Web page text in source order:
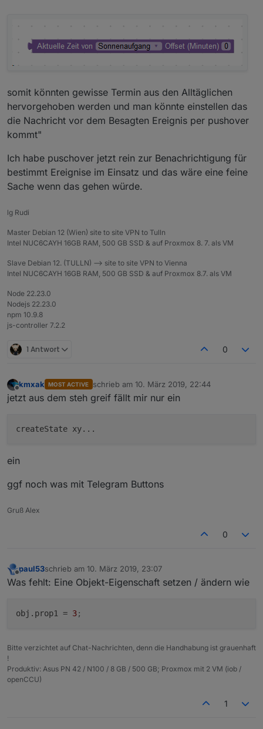
somit könnten gewisse Termin aus den Alltäglichen
hervorgehoben werden und man könnte einstellen das
die Nachricht vor dem Besagten Ereignis per pushover
kommt"
Ich habe puschover jetzt rein zur Benachrichtigung für
bestimmt Ereignise im Einsatz und das wäre eine feine
Sache wenn das gehen würde.
lg Rudi
Master Debian 12 (Wien) site to site VPN to Tulln
Intel NUC6CAYH 16GB RAM, 500 GB SSD & auf Proxmox 8. 7. als VM
Slave Debian 12. (TULLN) --> site to site VPN to Vienna
Intel NUC6CAYH 16GB RAM, 500 GB SSD & auf Proxmox 8.7. als VM
Node 22.23.0
Nodejs 22.23.0
npm 10.9.8
js-controller 7.2.2
1 Antwort 0
Offline
kmxak MOST ACTIVE schrieb am 10. März 2019, 22:44
zuletzt editiert von
jetzt aus dem steh greif fällt mir nur ein
ein
ggf noch was mit Telegram Buttons
Gruß Alex
0
Offline
paul53schrieb am 10. März 2019, 23:07
zuletzt editiert von
Was fehlt: Eine Objekt-Eigenschaft setzen / ändern wie
obj.prop1 = 3;
Bitte verzichtet auf Chat-Nachrichten, denn die Handhabung ist grauenhaft
!
Produktiv: Asus PN 42 / N100 / 8 GB / 500 GB; Proxmox mit 2 VM (iob /
openCCU)
1